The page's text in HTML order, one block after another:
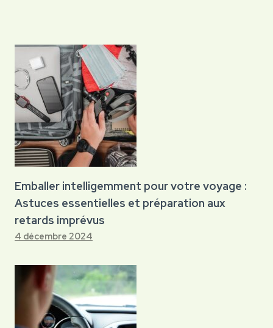
Emballer intelligemment pour votre voyage :
Astuces essentielles et préparation aux
retards imprévus
4 décembre 2024